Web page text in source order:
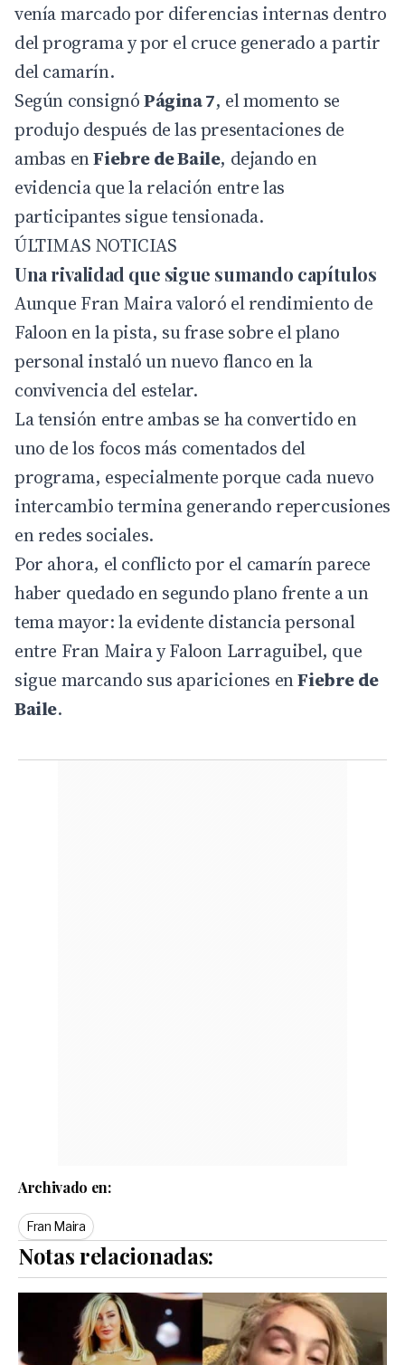
venía marcado por diferencias internas dentro
del programa y por el cruce generado a partir
del camarín.
Según consignóPágina 7, el momento se
produjo después de las presentaciones de
ambas enFiebre de Baile, dejando en
evidencia que la relación entre las
participantes sigue tensionada.
ÚLTIMAS NOTICIAS
Una rivalidad que sigue sumando capítulos
Aunque Fran Maira valoró el rendimiento de
Faloon en la pista, su frase sobre el plano
personal instaló un nuevo flanco en la
convivencia del estelar.
La tensión entre ambas se ha convertido en
uno de los focos más comentados del
programa, especialmente porque cada nuevo
intercambio termina generando repercusiones
en redes sociales.
Por ahora, el conflicto por el camarín parece
haber quedado en segundo plano frente a un
tema mayor: la evidente distancia personal
entre Fran Maira y Faloon Larraguibel, que
sigue marcando sus apariciones enFiebre de
Baile.
Archivado en:
Fran Maira
Notas relacionadas: